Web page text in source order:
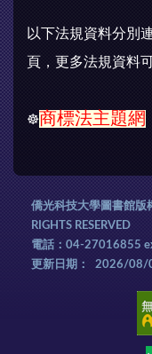
以下法規資料分別
頁，更多法規資料
☸商標法主題網
僑光科技大學圖書館版
RIGHTS RESERVED
電話：04-27016855
更新日期：
2026/08/